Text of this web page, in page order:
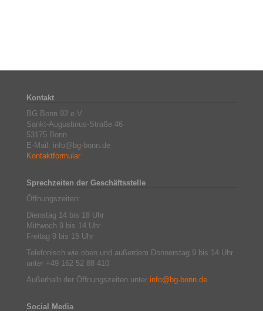
Kontakt
BG Bonn 92 e.V.
Sankt-Augustinus-Straße 46
53175 Bonn
E-Mail: info@bg-bonn.de
Kontaktformular
Sprechzeiten der Geschäftsstelle
Öffnungszeiten:
Dienstag 14 bis 18 Uhr
Mittwoch 9 bis 14 Uhr
Freitag 9 bis 15 Uhr
Telefonisch wie oben und außerdem Donnerstag 9 bis 14 Uhr
unter +49 162 52 88 410
Außerhalb der Öffnungszeiten unter info@bg-bonn.de
Social Media